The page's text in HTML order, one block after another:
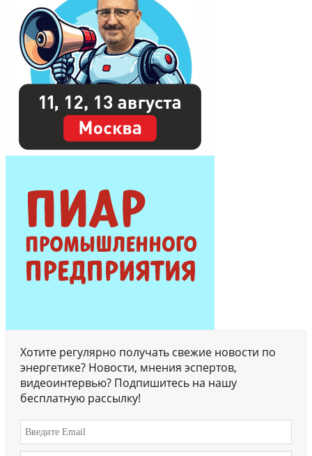
Хотите регулярно получать свежие новости по
энергетике? Новости, мнения эспертов,
видеоинтервью? Подпишитесь на нашу
бесплатную рассылку!